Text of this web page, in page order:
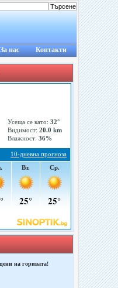
За нас Контакти
на горивата!